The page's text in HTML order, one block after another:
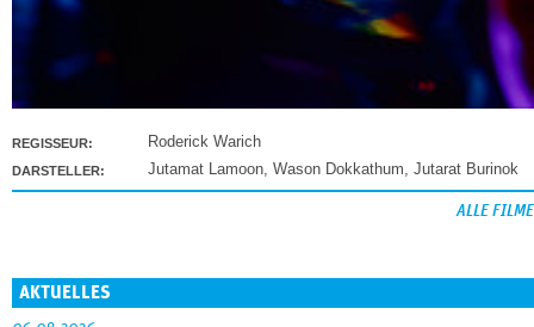
REGISSEUR: Roderick Warich
DARSTELLER: Jutamat Lamoon, Wason Dokkathum, Jutarat Burinok
ALLE FILME
AKTUELLES